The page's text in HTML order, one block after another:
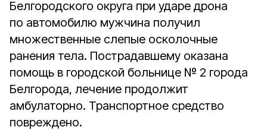
Белгородского округа при ударе дрона
по автомобилю мужчина получил
множественные слепые осколочные
ранения тела. Пострадавшему оказана
помощь в городской больнице № 2 города
Белгорода, лечение продолжит
амбулаторно. Транспортное средство
повреждено.